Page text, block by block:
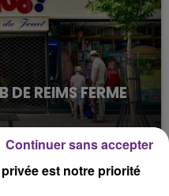
DE REIMS FERME
du centre-ville
est contraint de
est notre priorité
Continuer sans accepter